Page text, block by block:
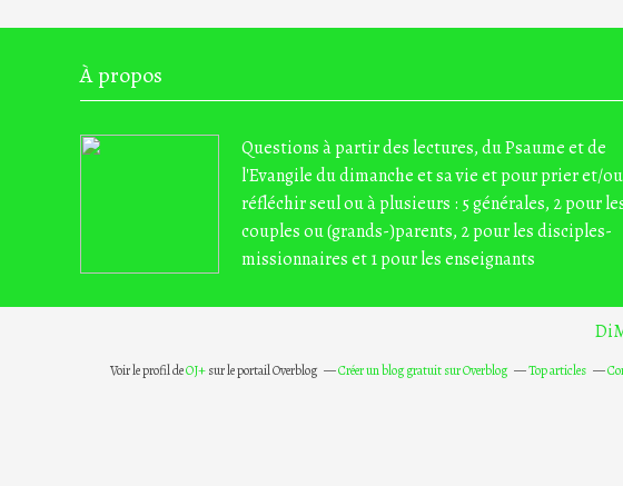
À propos
Questions à partir des lectures, du Psaume et de
l'Evangile du dimanche et sa vie et pour prier et/ou
réfléchir seul ou à plusieurs : 5 générales, 2 pour
couples ou (grands-)parents, 2 pour les disciples-
missionnaires et 1 pour les enseignants
Voir le profil deOJ+sur le portail Overblog Créer un blog gratuit sur Overblog Top articles